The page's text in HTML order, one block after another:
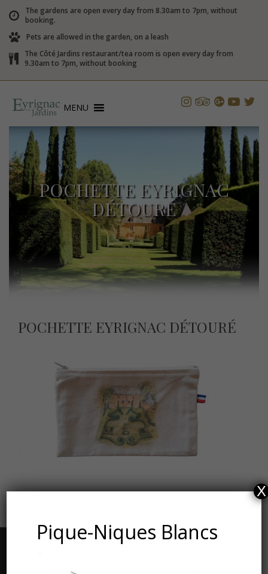
The gardens are open every day from 8.30am to 7pm, without
booking.
Pets are allowed in the garden, on a leash
The Côté Jardins restaurant/tea room is open every day from
9.30am to 7pm, without booking
MENU
POCHETTE EYRIGNAC
DÉTOURÉ
POCHETTE EYRIGNAC DÉTOURÉ
CONTACT AND ADDRESS
Pique-Niques Blancs
X